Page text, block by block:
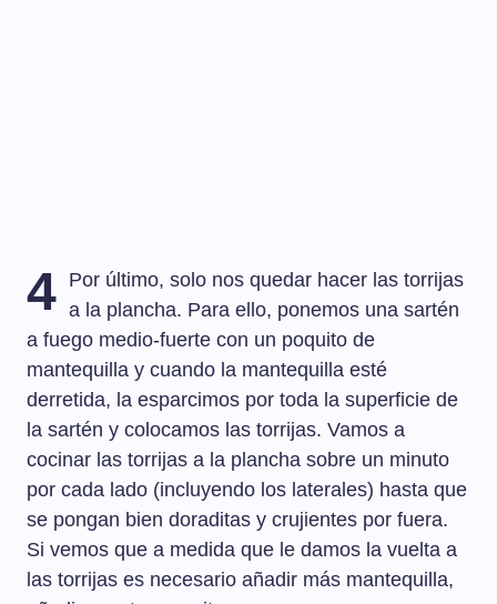
4 Por último, solo nos quedar hacer las torrijas
a la plancha. Para ello, ponemos una sartén
a fuego medio-fuerte con un poquito de
mantequilla y cuando la mantequilla esté
derretida, la esparcimos por toda la superficie de
la sartén y colocamos las torrijas. Vamos a
cocinar las torrijas a la plancha sobre un minuto
por cada lado (incluyendo los laterales) hasta que
se pongan bien doraditas y crujientes por fuera.
Si vemos que a medida que le damos la vuelta a
las torrijas es necesario añadir más mantequilla,